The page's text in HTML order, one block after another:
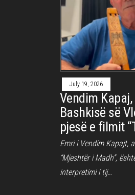
July 19, 2026
Vendim
Bashkisë së
pjesë e filmit
Emri i Vendim Kapajt,
“Mjeshtër i Madh”,
interpretimi i tij…